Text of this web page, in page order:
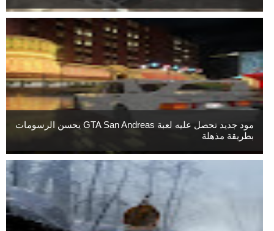
مود جديد تحصل عليه لعبة GTA San Andreas يحسن الرسومات
بطريقة مذهلة